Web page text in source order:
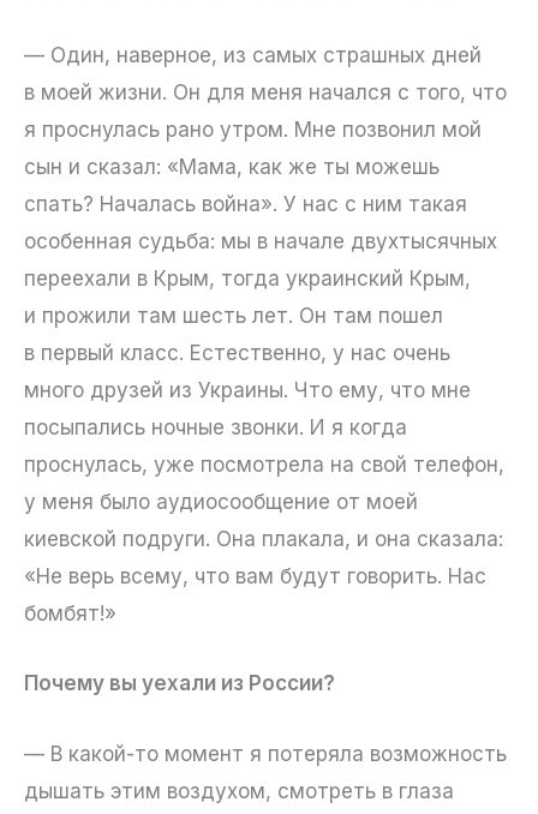
— Один, наверное, из самых страшных дней
в моей жизни. Он для меня начался с того, что
я проснулась рано утром. Мне позвонил мой
сын и сказал: «Мама, как же ты можешь
спать? Началась война». У нас с ним такая
особенная судьба: мы в начале двухтысячных
переехали в Крым, тогда украинский Крым,
и прожили там шесть лет. Он там пошел
в первый класс. Естественно, у нас очень
много друзей из Украины. Что ему, что мне
посыпались ночные звонки. И я когда
проснулась, уже посмотрела на свой телефон,
у меня было аудиосообщение от моей
киевской подруги. Она плакала, и она сказала:
«Не верь всему, что вам будут говорить. Нас
бомбят!»
Почему вы уехали из России?
— В какой-то момент я потеряла возможность
дышать этим воздухом, смотреть в глаза